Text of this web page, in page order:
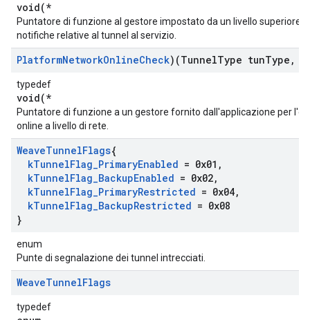
void(*
Puntatore di funzione al gestore impostato da un livello superiore
notifiche relative al tunnel al servizio.
PlatformNetworkOnlineCheck)(TunnelType tunType ,
typedef
void(*
Puntatore di funzione a un gestore fornito dall'applicazione per
online a livello di rete.
WeaveTunnelFlags{
kTunnelFlag_PrimaryEnabled = 0x01 ,
kTunnelFlag_BackupEnabled = 0x02,
kTunnelFlag_PrimaryRestricted = 0x04,
kTunnelFlag_BackupRestricted = 0x08
}
enum
Punte di segnalazione dei tunnel intrecciati.
WeaveTunnelFlags
typedef